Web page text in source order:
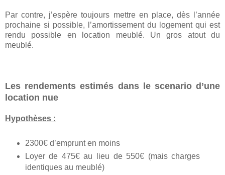
Par contre, j’espère toujours mettre en place, dès l’année
prochaine si possible, l’amortissement du logement qui est
rendu possible en location meublé. Un gros atout du
meublé.
Les rendements estimés dans le scenario d’une
location nue
Hypothèses :
2300€ d’emprunt en moins
Loyer de 475€ au lieu de 550€ (mais charges
identiques au meublé)